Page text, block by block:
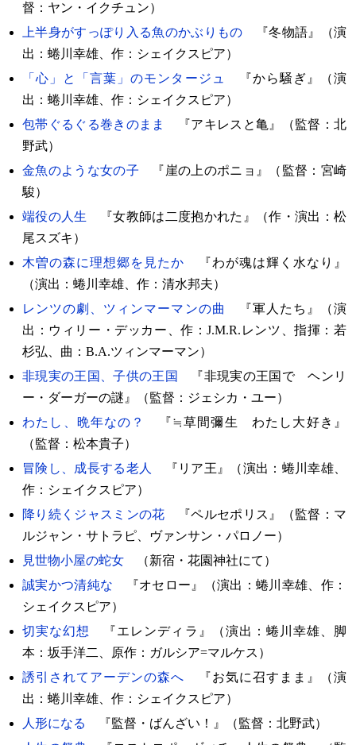
督：ヤン・イクチュン）
上半身がすっぽり入る魚のかぶりもの 『冬物語』（演
出：蜷川幸雄、作：シェイクスピア）
「心」と「言葉」のモンタージュ
『から騒ぎ』（演
出：蜷川幸雄、作：シェイクスピア）
包帯ぐるぐる巻きのまま
『アキレスと亀』（監督：北
野武）
金魚のような女の子 『崖の上のポニョ』（監督：宮崎
駿）
端役の人生 『女教師は二度抱かれた』（作・演出：松
尾スズキ）
木曽の森に理想郷を見たか 『わが魂は輝く水なり』
（演出：蜷川幸雄、作：清水邦夫）
レンツの劇、ツィンマーマンの曲
『軍人たち』（演
出：ウィリー・デッカー、作：J.M.R.レンツ、指揮：若
杉弘、曲：B.A.ツィンマーマン）
非現実の王国、子供の王国
『非現実の王国で ヘンリ
ー・ダーガーの謎』（監督：ジェシカ・ユー）
わたし、晩年なの？
『≒草間彌生 わたし大好き』
（監督：松本貴子）
冒険し、成長する老人
『リア王』（演出：蜷川幸雄、
作：シェイクスピア）
降り続くジャスミンの花 『ペルセポリス』（監督：マ
ルジャン・サトラピ、ヴァンサン・パロノー）
見世物小屋の蛇女 （新宿・花園神社にて）
誠実かつ清純な 『オセロー』（演出：蜷川幸雄、作：
シェイクスピア）
切実な幻想
『エレンディラ』（演出：蜷川幸雄、脚
本：坂手洋二、原作：ガルシア=マルケス）
誘引されてアーデンの森へ 『お気に召すまま』（演
出：蜷川幸雄、作：シェイクスピア）
人形になる
『監督・ばんざい！』（監督：北野武）